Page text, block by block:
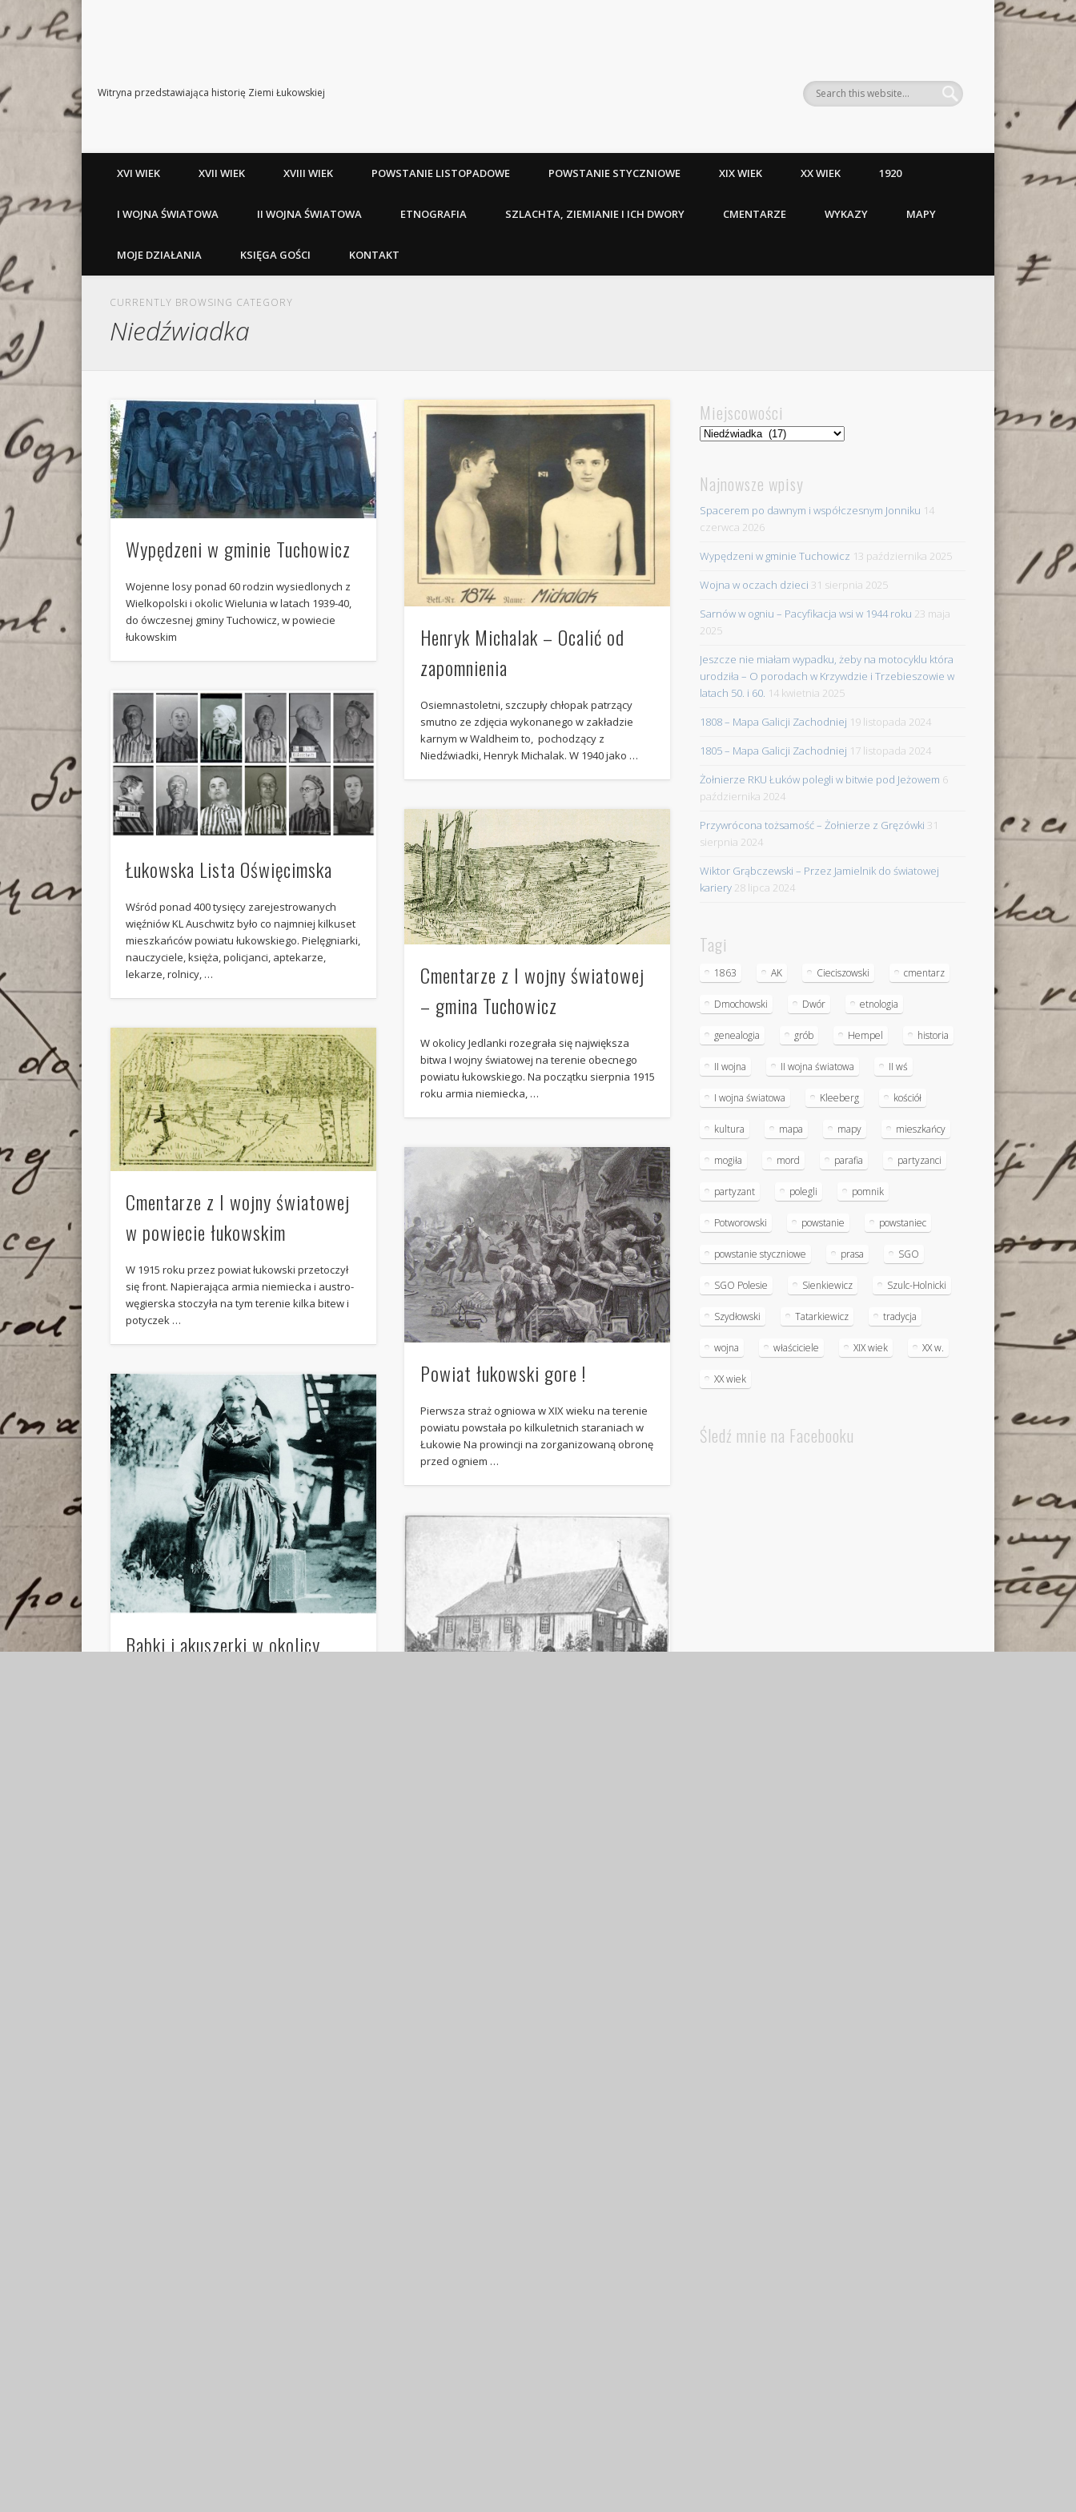
Witryna przedstawiająca historię Ziemi Łukowskiej
XVI WIEK XVII WIEK XVIII WIEK POWSTANIE LISTOPADOWE POWSTANIE STYCZNIOWE XIX WIEK XX WIEK 1920
I WOJNA ŚWIATOWA II WOJNA ŚWIATOWA ETNOGRAFIA SZLACHTA, ZIEMIANIE I ICH DWORY CMENTARZE WYKAZY MAPY
MOJE DZIAŁANIA KSIĘGA GOŚCI KONTAKT
CURRENTLY BROWSING CATEGORY
Niedźwiadka
Wypędzeni w gminie Tuchowicz
Wojenne losy ponad 60 rodzin wysiedlonych z
Wielkopolski i okolic Wielunia w latach 1939-40,
do ówczesnej gminy Tuchowicz, w powiecie
łukowskim
Henryk Michalak – Ocalić od
zapomnienia
Osiemnastoletni, szczupły chłopak patrzący
smutno ze zdjęcia wykonanego w zakładzie
karnym w Waldheim to, pochodzący z
Niedźwiadki, Henryk Michalak. W 1940 jako …
Łukowska Lista Oświęcimska
Wśród ponad 400 tysięcy zarejestrowanych
więźniów KL Auschwitz było co najmniej kilkuset
mieszkańców powiatu łukowskiego. Pielęgniarki,
nauczyciele, księża, policjanci, aptekarze,
lekarze, rolnicy, …
Cmentarze z I wojny światowej
– gmina Tuchowicz
W okolicy Jedlanki rozegrała się największa
bitwa I wojny światowej na terenie obecnego
powiatu łukowskiego. Na początku sierpnia 1915
roku armia niemiecka, …
Cmentarze z I wojny światowej
w powiecie łukowskim
W 1915 roku przez powiat łukowski przetoczył
się front. Napierająca armia niemiecka i austro-
węgierska stoczyła na tym terenie kilka bitew i
potyczek …
Powiat łukowski gore !
Pierwsza straż ogniowa w XIX wieku na terenie
powiatu powstała po kilkuletnich staraniach w
Łukowie Na prowincji na zorganizowaną obronę
przed ogniem …
Babki i akuszerki w okolicy
Miejscowości
Miejscowości
Najnowsze wpisy
Spacerem po dawnym i współczesnym Jonniku 14
czerwca 2026
Wypędzeni w gminie Tuchowicz 13 października 2025
Wojna w oczach dzieci 31 sierpnia 2025
Sarnów w ogniu – Pacyfikacja wsi w 1944 roku 23 maja
2025
Jeszcze nie miałam wypadku, żeby na motocyklu która
urodziła – O porodach w Krzywdzie i Trzebieszowie w
latach 50. i 60. 14 kwietnia 2025
1808 – Mapa Galicji Zachodniej 19 listopada 2024
1805 – Mapa Galicji Zachodniej 17 listopada 2024
Żołnierze RKU Łuków polegli w bitwie pod Jeżowem 6
października 2024
Przywrócona tożsamość – Żołnierze z Gręzówki 31
sierpnia 2024
Wiktor Grąbczewski – Przez Jamielnik do światowej
kariery 28 lipca 2024
Tagi
1863 AK Cieciszowski cmentarz
Dmochowski Dwór etnologia
genealogia grób Hempel historia
II wojna II wojna światowa II wś
I wojna światowa Kleeberg kościół
kultura mapa mapy mieszkańcy
mogiła mord parafia partyzanci
partyzant polegli pomnik
Potworowski powstanie powstaniec
powstanie styczniowe prasa SGO
SGO Polesie Sienkiewicz Szulc-Holnicki
Szydłowski Tatarkiewicz tradycja
wojna właściciele XIX wiek XX w.
XX wiek
Śledź mnie na Facebooku